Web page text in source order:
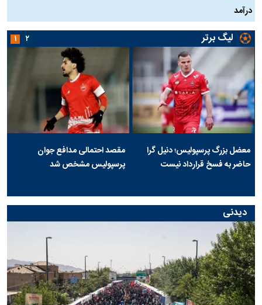
درآمد
لیگ برتر
معضل بزرگ پرسپولیس؛ دنیل گرا
حاضر به فسخ قرارداد نیست
مقصد احتمالی مدافع جوان
پرسپولیس مشخص شد
۱ ۲
دیدنی